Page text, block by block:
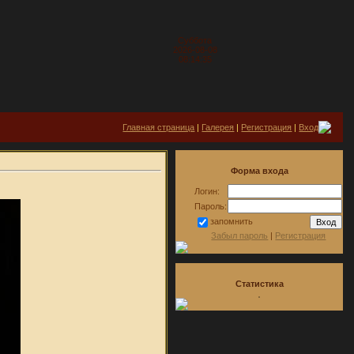
Суббота
2026-08-08
08:14:35
Главная страница | Галерея | Регистрация | Вход
Форма входа
Логин:
Пароль:
запомнить
Забыл пароль | Регистрация
Статистика